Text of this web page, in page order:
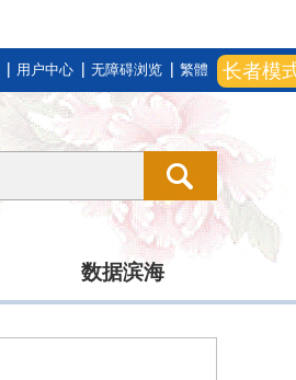
长者模
用户中心 无障碍浏览 繁體
数据滨海